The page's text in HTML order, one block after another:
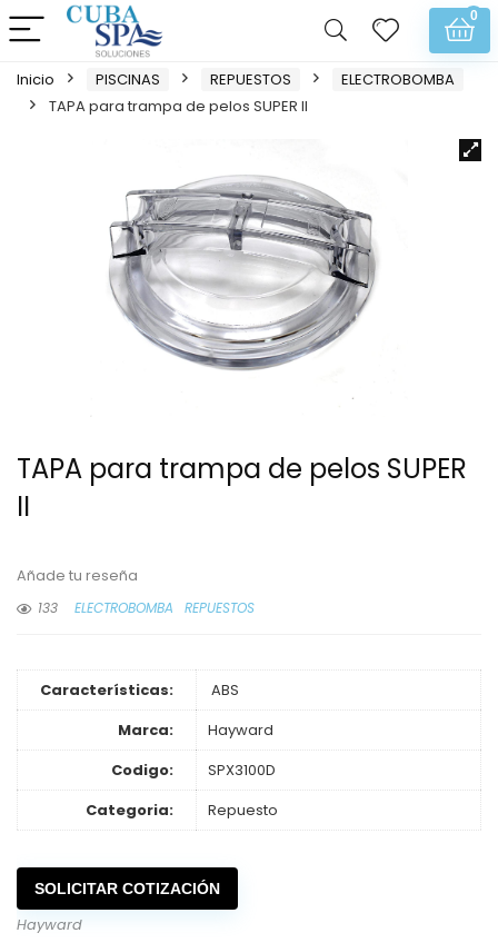
0
Inicio PISCINAS REPUESTOS
ELECTROBOMBA
TAPA para trampa de pelos SUPER II
TAPA para trampa de pelos SUPER
II
Añade tu reseña
133
ELECTROBOMBA REPUESTOS
Características:
ABS
Marca:
Hayward
Codigo:
SPX3100D
Categoria:
Repuesto
SOLICITAR COTIZACIÓN
Hayward